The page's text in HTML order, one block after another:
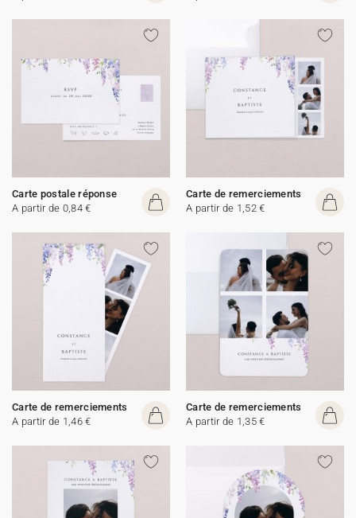
Carte postale réponse
A partir de 0,84 €
Carte de remerciements
A partir de 1,52 €
Carte de remerciements
A partir de 1,46 €
Carte de remerciements
A partir de 1,35 €